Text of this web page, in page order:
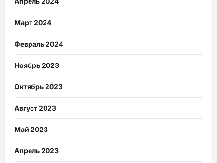
Март 2024
Февраль 2024
Ноябрь 2023
Октябрь 2023
Август 2023
Май 2023
Апрель 2023